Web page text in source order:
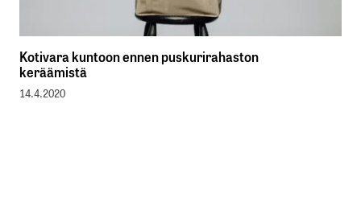
Kotivara kuntoon ennen puskurirahaston
keräämistä
14.4.2020